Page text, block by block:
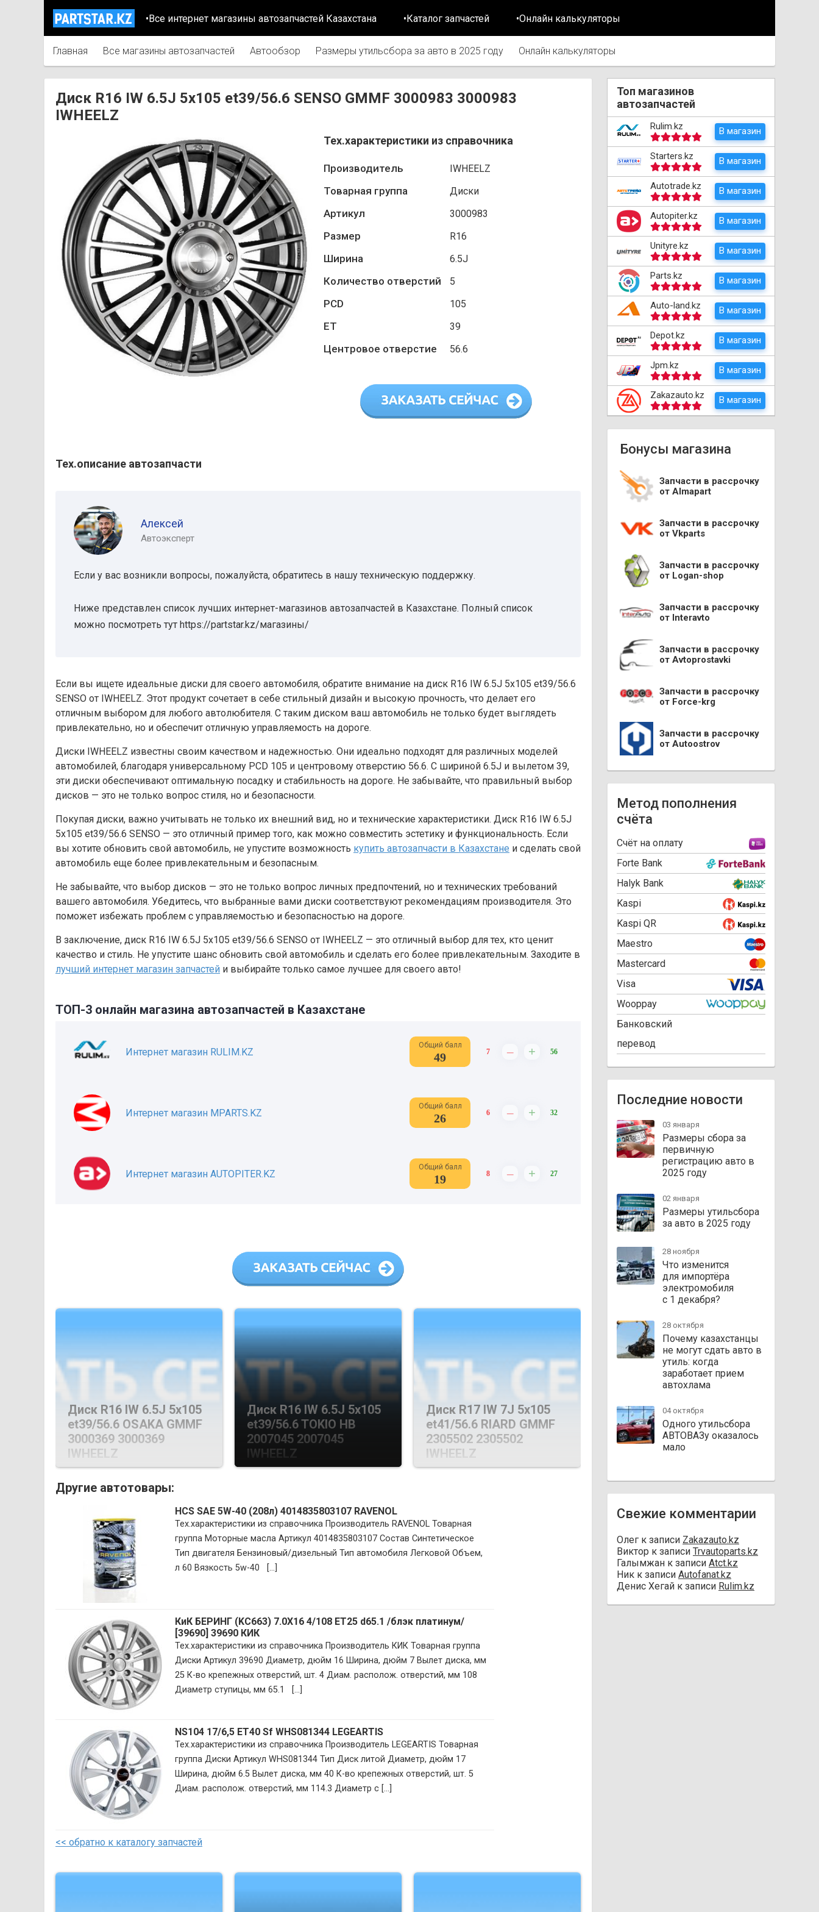
•Все интернет магазины автозапчастей Казахстана •Каталог запчастей •Онлайн калькуляторы
Главная Все магазины автозапчастей Автообзор Размеры утильсбора за авто в 2025 году Онлайн калькуляторы
Диск R16 IW 6.5J 5х105 et39/56.6 SENSO GMMF 3000983 3000983
IWHEELZ
Тех.характеристики из справочника
Производитель IWHEELZ
Товарная группа Диски
Артикул 3000983
Размер R16
Ширина 6.5J
Количество отверстий 5
PCD 105
ET 39
Центровое отверстие 56.6
Тех.описание автозапчасти
Алексей
Автоэксперт
Если у вас возникли вопросы, пожалуйста, обратитесь в нашу техническую поддержку.
Ниже представлен список лучших интернет-магазинов автозапчастей в Казахстане. Полный список
можно посмотреть тут https://partstar.kz/магазины/
Если вы ищете идеальные диски для своего автомобиля, обратите внимание на диск R16 IW 6.5J 5х105 et39/56.6
SENSO от IWHEELZ. Этот продукт сочетает в себе стильный дизайн и высокую прочность, что делает его
отличным выбором для любого автолюбителя. С таким диском ваш автомобиль не только будет выглядеть
привлекательно, но и обеспечит отличную управляемость на дороге.
Диски IWHEELZ известны своим качеством и надежностью. Они идеально подходят для различных моделей
автомобилей, благодаря универсальному PCD 105 и центровому отверстию 56.6. С шириной 6.5J и вылетом 39,
эти диски обеспечивают оптимальную посадку и стабильность на дороге. Не забывайте, что правильный выбор
дисков — это не только вопрос стиля, но и безопасности.
Покупая диски, важно учитывать не только их внешний вид, но и технические характеристики. Диск R16 IW 6.5J
5х105 et39/56.6 SENSO — это отличный пример того, как можно совместить эстетику и функциональность. Если
вы хотите обновить свой автомобиль, не упустите возможность купить автозапчасти в Казахстане и сделать свой
автомобиль еще более привлекательным и безопасным.
Не забывайте, что выбор дисков — это не только вопрос личных предпочтений, но и технических требований
вашего автомобиля. Убедитесь, что выбранные вами диски соответствуют рекомендациям производителя. Это
поможет избежать проблем с управляемостью и безопасностью на дороге.
В заключение, диск R16 IW 6.5J 5х105 et39/56.6 SENSO от IWHEELZ — это отличный выбор для тех, кто ценит
качество и стиль. Не упустите шанс обновить свой автомобиль и сделать его более привлекательным. Заходите в
лучший интернет магазин запчастей и выбирайте только самое лучшее для своего авто!
ТОП-3 онлайн магазина автозапчастей в Казахстане
Интернет магазин RULIM.KZ
Общий балл
49 7 – + 56
Интернет магазин MPARTS.KZ
Общий балл
26 6 – + 32
Интернет магазин AUTOPITER.KZ
Общий балл
19 8 – + 27
Диск R16 IW 6.5J 5х105
et39/56.6 OSAKA GMMF
3000369 3000369
IWHEELZ
Диск R16 IW 6.5J 5х105
et39/56.6 TOKIO HB
2007045 2007045
IWHEELZ
Диск R17 IW 7J 5х105
et41/56.6 RIARD GMMF
2305502 2305502
IWHEELZ
Другие автотовары:
HCS SAE 5W-40 (208л) 4014835803107 RAVENOL
Тех.характеристики из справочника Производитель RAVENOL Товарная
группа Моторные масла Артикул 4014835803107 Состав Синтетическое
Тип двигателя Бензиновый/дизельный Тип автомобиля Легковой Объем,
л 60 Вязкость 5w-40 [...]
КиК БЕРИНГ (KC663) 7.0X16 4/108 ET25 d65.1 /блэк платинум/
[39690] 39690 КИК
Тех.характеристики из справочника Производитель КИК Товарная группа
Диски Артикул 39690 Диаметр, дюйм 16 Ширина, дюйм 7 Вылет диска, мм
25 К-во крепежных отверстий, шт. 4 Диам. располож. отверстий, мм 108
Диаметр ступицы, мм 65.1 [...]
NS104 17/6,5 ET40 Sf WHS081344 LEGEARTIS
Тех.характеристики из справочника Производитель LEGEARTIS Товарная
группа Диски Артикул WHS081344 Тип Диск литой Диаметр, дюйм 17
Ширина, дюйм 6.5 Вылет диска, мм 40 К-во крепежных отверстий, шт. 5
Диам. располож. отверстий, мм 114.3 Диаметр с [...]
<< обратно к каталогу запчастей
Топ магазинов
автозапчастей
Rulim.kz В магазин
Starters.kz В магазин
Autotrade.kz В магазин
Autopiter.kz В магазин
Unityre.kz В магазин
Parts.kz В магазин
Auto-land.kz В магазин
Depot.kz В магазин
Jpm.kz В магазин
Zakazauto.kz В магазин
Бонусы магазина
Запчасти в рассрочку
от Almapart
Запчасти в рассрочку
от Vkparts
Запчасти в рассрочку
от Logan-shop
Запчасти в рассрочку
от Interavto
Запчасти в рассрочку
от Avtoprostavki
Запчасти в рассрочку
от Force-krg
Запчасти в рассрочку
от Autoostrov
Метод пополнения
счёта
Cчёт на оплату
Forte Bank
Halyk Bank
Kaspi
Kaspi QR
Maestro
Mastercard
Visa
Wooppay
Банковский
перевод
Последние новости
03 января
Размеры сбора за
первичную
регистрацию авто в
2025 году
02 января
Размеры утильсбора
за авто в 2025 году
28 ноября
Что изменится
для импортёра
электромобиля
с 1 декабря?
28 октября
Почему казахстанцы
не могут сдать авто в
утиль: когда
заработает прием
автохлама
04 октября
Одного утильсбора
АВТОВАЗу оказалось
мало
Свежие комментарии
Олег к записи Zakazauto.kz
Виктор к записи Trvautoparts.kz
Галымжан к записи Atct.kz
Ник к записи Autofanat.kz
Денис Хегай к записи Rulim.kz